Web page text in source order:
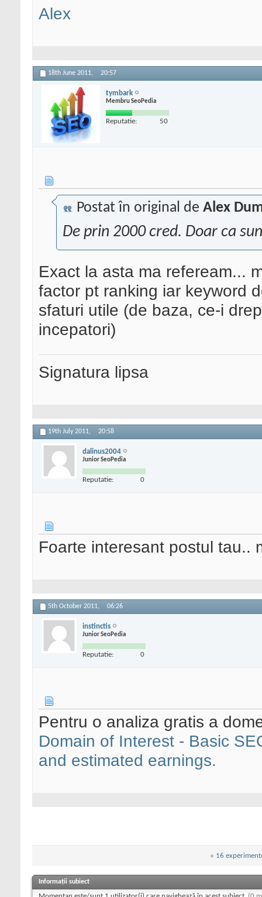
Alex
18th June 2011, 20:57
tymbark
Membru SeoPedia
Reputatie: 50
Postat în original de Alex
De prin 2000 cred. Doar ca
Exact la asta ma refeream...
factor pt ranking iar keyword
sfaturi utile (de baza, ce-i
incepatori)
Signatura lipsa
19th July 2011, 20:58
dalinus2004
Junior SeoPedia
Reputatie: 0
Foarte interesant postul tau..
5th October 2011, 06:26
instinctis
Junior SeoPedia
Reputatie: 0
Pentru o analiza gratis a
Domain of Interest - Basic
and estimated earnings.
« 16
Informații subiect